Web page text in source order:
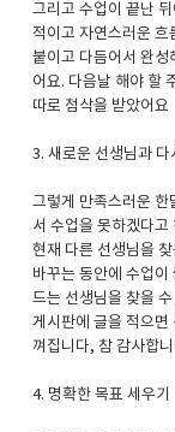
그리고 수업이 끝난
적이고 자연스러운 흐
붙이고 다듬어서 완성
어요. 다음날 해야 할
따로 첨삭을 받았어요
3. 새로운 선생님과 다
그렇게 만족스러운
서 수업을 못하겠다
현재 다른 선생님을
바꾸는 동안에 수업이
드는 선생님을 찾을
게시판에 글을 적으면
껴집니다, 참 감사합
4. 명확한 목표 세우기